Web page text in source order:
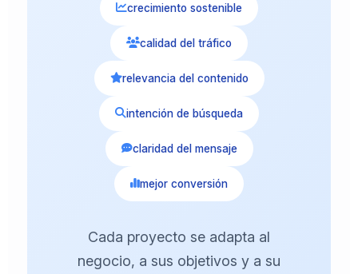
crecimiento sostenible
calidad del tráfico
relevancia del contenido
intención de búsqueda
claridad del mensaje
mejor conversión
Cada proyecto se adapta al
negocio, a sus objetivos y a su